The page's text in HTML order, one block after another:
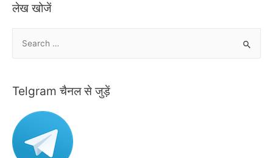
लेख खोजें
r
f
o
Telgram चैनल से जुड़ें